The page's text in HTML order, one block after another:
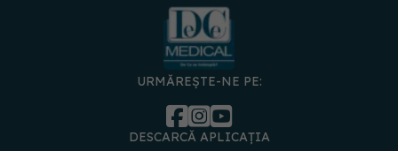
URMĂREȘTE-NE PE:
DESCARCĂ APLICAȚIA